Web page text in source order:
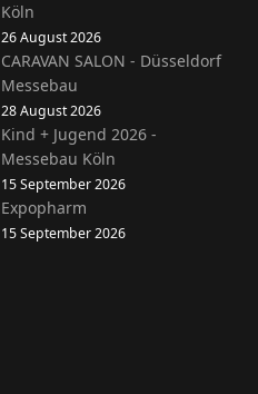
Köln
26 August 2026
CARAVAN SALON - Düsseldorf
Messebau
28 August 2026
Kind + Jugend 2026 -
Messebau Köln
15 September 2026
Expopharm
15 September 2026